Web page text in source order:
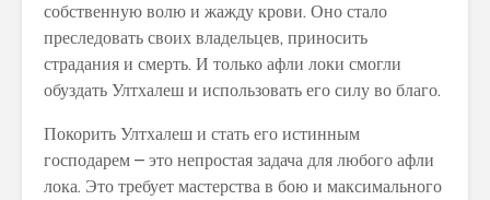
собственную волю и жажду крови. Оно стало
преследовать своих владельцев, приносить
страдания и смерть. И только афли локи смогли
обуздать Ултхалеш и использовать его силу во благо.
Покорить Ултхалеш и стать его истинным
господарем – это непростая задача для любого афли
лока. Это требует мастерства в бою и максимального